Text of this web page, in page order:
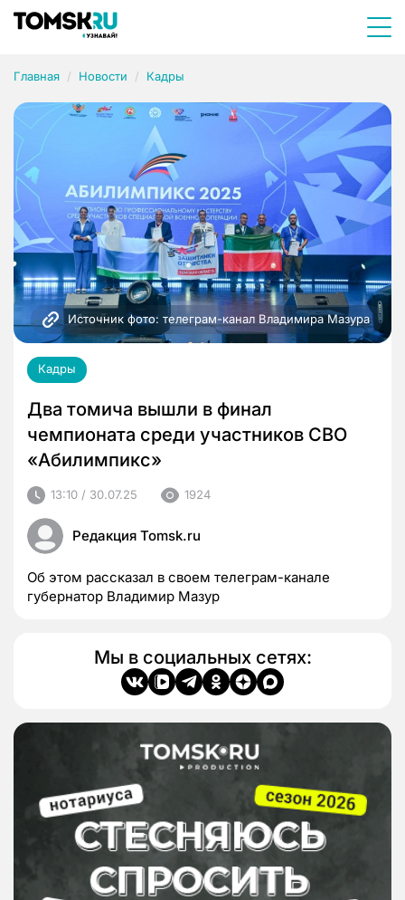
Главная Новости Кадры
Источник фото: телеграм-канал Владимира Мазура
Кадры
Два томича вышли в финал
чемпионата среди участников СВО
«Абилимпикс»
13:10 / 30.07.25 1924
Редакция Tomsk.ru
Об этом рассказал в своем телеграм-канале
губернатор Владимир Мазур
Мы в социальных сетях: